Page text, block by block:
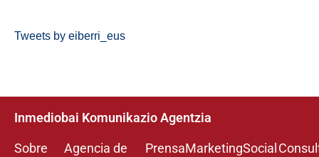
Tweets by eiberri_eus
Inmediobai Komunikazio Agentzia
Sobre
Agencia de
PrensaMarketingSocial